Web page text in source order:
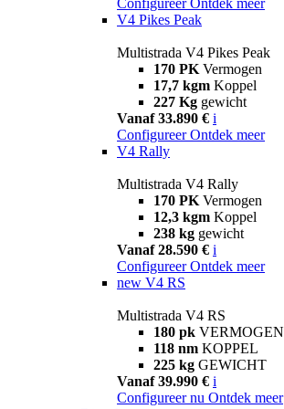
V4 Pikes Peak
Multistrada V4 Pikes Peak
170 PK Vermogen
17,7 kgm Koppel
227 Kg gewicht
Vanaf 33.890 € i
Configureer Ontdek meer
V4 Rally
Multistrada V4 Rally
170 PK Vermogen
12,3 kgm Koppel
238 kg gewicht
Vanaf 28.590 € i
Configureer Ontdek meer
new V4 RS
Multistrada V4 RS
180 pk VERMOGEN
118 nm KOPPEL
225 kg GEWICHT
Vanaf 39.990 € i
Configureer nu Ontdek meer